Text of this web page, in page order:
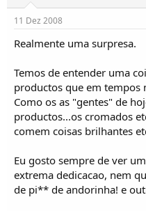
11 Dez 2008
Realmente uma surpresa.
Temos de entender uma
productos que em tempos
Como os as "gentes" de
productos...os cromados
comem coisas brilhantes
Eu gosto sempre de ver
extrema dedicacao, nem
de pi** de andorinha! e